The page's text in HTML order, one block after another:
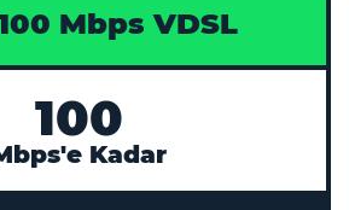
Mbps VDSL
100
Kadar